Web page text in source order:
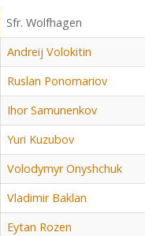
Sfr. Wolfhagen
Andreij Volokitin
Ruslan Ponomariov
Ihor Samunenkov
Yuri Kuzubov
Volodymyr Onyshchuk
Vladimir Baklan
Eytan Rozen